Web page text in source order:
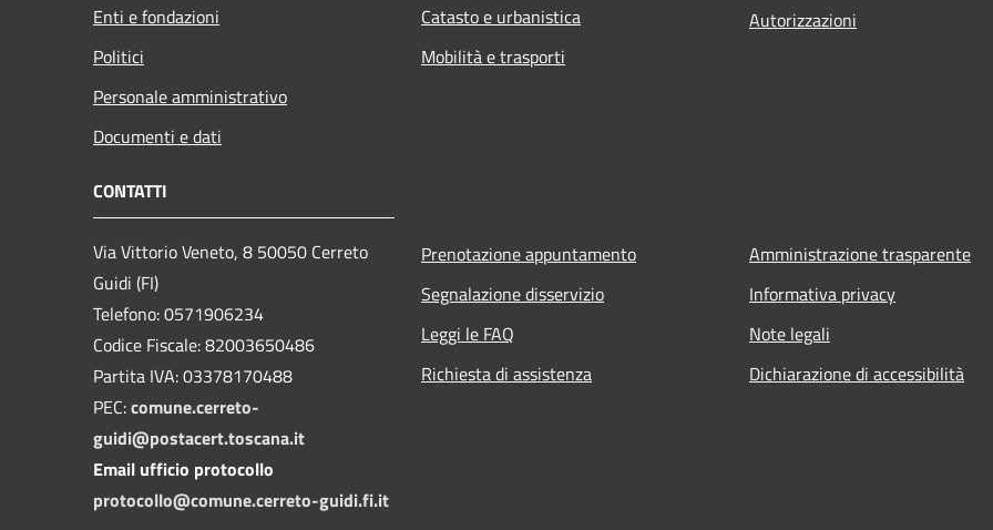
Enti e fondazioni
Politici
Personale amministrativo
Documenti e dati
Catasto e urbanistica
Mobilità e trasporti
Autorizzazioni
CONTATTI
Via Vittorio Veneto, 8 50050 Cerreto
Guidi (FI)
Telefono: 0571906234
Codice Fiscale: 82003650486
Partita IVA: 03378170488
PEC:comune.cerreto-
guidi@postacert.toscana.it
Email ufficio protocollo
protocollo@comune.cerreto-guidi.fi.it
Prenotazione appuntamento
Segnalazione disservizio
Leggi le FAQ
Richiesta di assistenza
Amministrazione trasparente
Informativa privacy
Note legali
Dichiarazione di accessibilità